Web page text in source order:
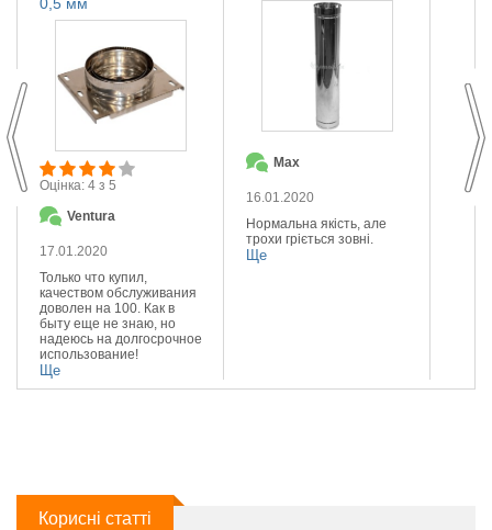
Max
16.01.2020
Нормальна якість, але
трохи гріється зовні.
Ще
Оцінка: 4 з 5
Ventura
17.01.2020
Только что купил,
качеством обслуживания
доволен на 100. Как в
быту еще не знаю, но
надеюсь на долгосрочное
использование!
Ще
Корисні статті